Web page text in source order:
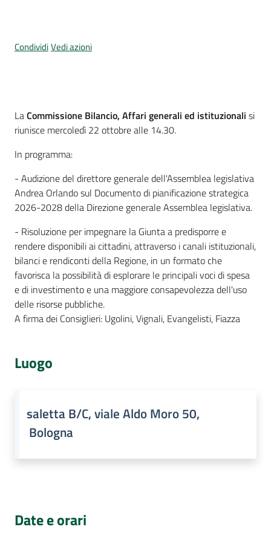
CondividiVedi azioni
Cos'è
LaCommissione Bilancio, Affari generali ed istituzionali si
riunisce mercoledì 22 ottobre alle 14.30.
In programma:
- Audizione del direttore generale dell'Assemblea legislativa
Andrea Orlando sul Documento di pianificazione strategica
2026-2028 della Direzione generale Assemblea legislativa.
- Risoluzione per impegnare la Giunta a predisporre e
rendere disponibili ai cittadini, attraverso i canali istituzionali,
bilanci e rendiconti della Regione, in un formato che
favorisca la possibilità di esplorare le principali voci di spesa
e di investimento e una maggiore consapevolezza dell'uso
delle risorse pubbliche.
A firma dei Consiglieri: Ugolini, Vignali, Evangelisti, Fiazza
Luogo
saletta B/C, viale Aldo Moro 50,
Bologna
Date e orari